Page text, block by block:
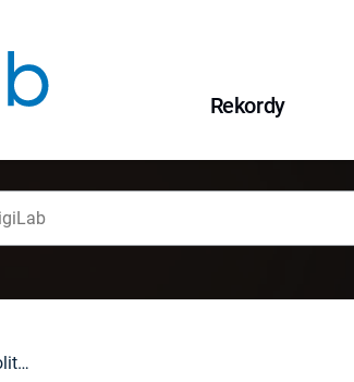
Rekordy
Patriotyzm z perspektywy teorii kosmopolitycznych